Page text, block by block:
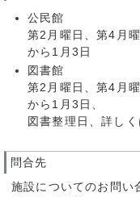
公民館
第2月曜日、第4月
から1月3日
図書館
第2月曜日、第4月
から1月3日、
図書整理日、詳し
問合先
施設についてのお問い